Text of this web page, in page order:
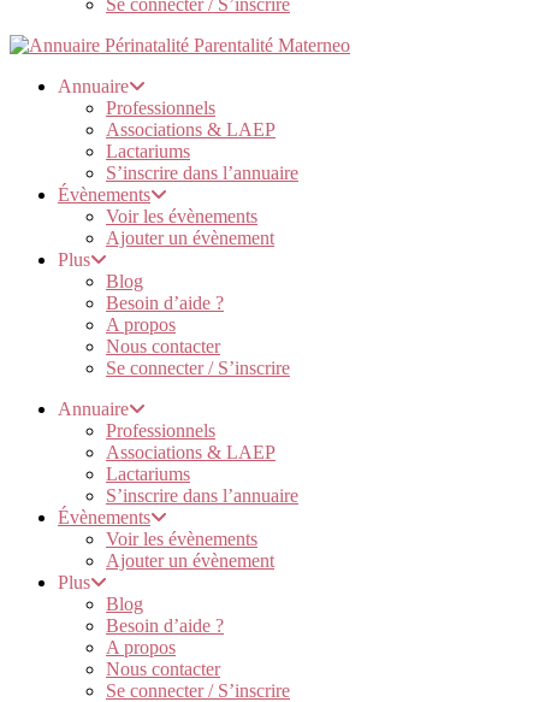
Se connecter / S’inscrire
Annuaire
Professionnels
Associations & LAEP
Lactariums
S’inscrire dans l’annuaire
Évènements
Voir les évènements
Ajouter un évènement
Plus
Blog
Besoin d’aide ?
A propos
Nous contacter
Se connecter / S’inscrire
Annuaire
Professionnels
Associations & LAEP
Lactariums
S’inscrire dans l’annuaire
Évènements
Voir les évènements
Ajouter un évènement
Plus
Blog
Besoin d’aide ?
A propos
Nous contacter
Se connecter / S’inscrire